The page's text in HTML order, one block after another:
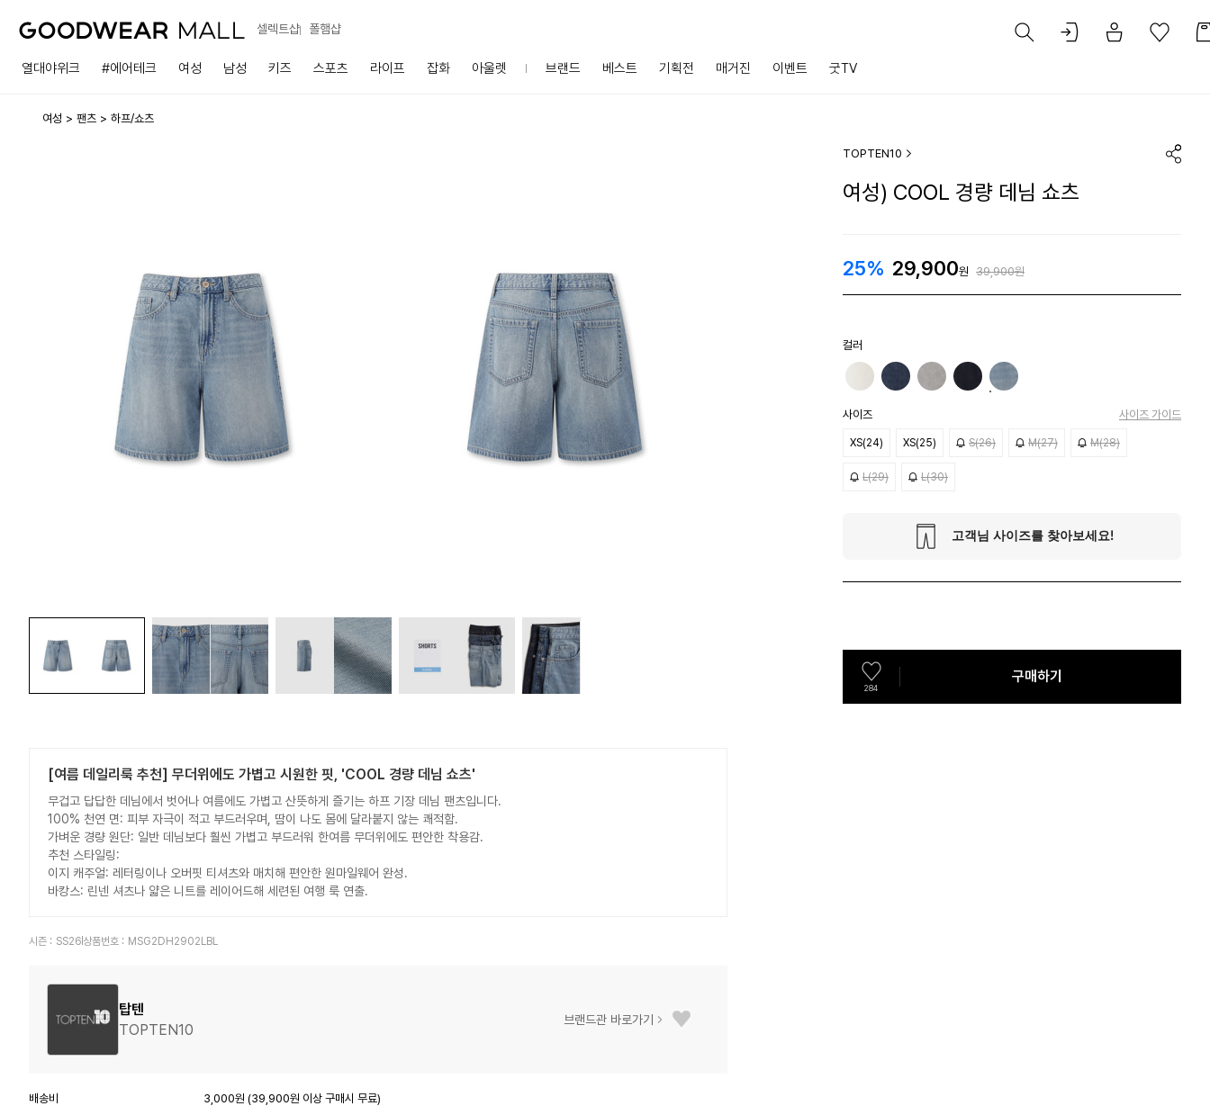
셀렉트샵 폴햄샵
열대야위크 #에어테크 여성 남성 키즈 스포츠 라이프 잡화 아울렛 브랜드 베스트 기획전 매거진 이벤트 굿TV
여성 팬츠 하프/쇼츠
[여름 데일리룩 추천] 무더위에도 가볍고 시원한 핏, 'COOL 경량 데님 쇼츠'
무겁고 답답한 데님에서 벗어나 여름에도 가볍고 산뜻하게 즐기는 하프 기장 데님 팬츠입니다.
100% 천연 면: 피부 자극이 적고 부드러우며, 땀이 나도 몸에 달라붙지 않는 쾌적함.
가벼운 경량 원단: 일반 데님보다 훨씬 가볍고 부드러워 한여름 무더위에도 편안한 착용감.
추천 스타일링:
이지 캐주얼: 레터링이나 오버핏 티셔츠와 매치해 편안한 원마일웨어 완성.
바캉스: 린넨 셔츠나 얇은 니트를 레이어드해 세련된 여행 룩 연출.
시즌 : SS26 상품번호 : MSG2DH2902LBL
탑텐
TOPTEN10
브랜드관 바로가기
배송비
3,000원 (39,900원 이상 구매시 무료)
TOPTEN10
여성) COOL 경량 데님 쇼츠
25% 29,900원 39,900원
컬러
사이즈 사이즈 가이드
XS(24) XS(25) S(26) M(27) M(28)
L(29) L(30)
284
구매하기